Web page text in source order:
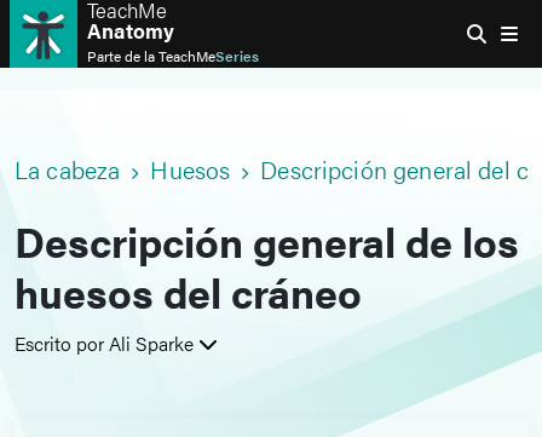
TeachMe
Anatomy
Parte de laTeachMeSeries
La cabeza Huesos Descripción general del
Descripción general de los
huesos del cráneo
Escrito por Ali Sparke